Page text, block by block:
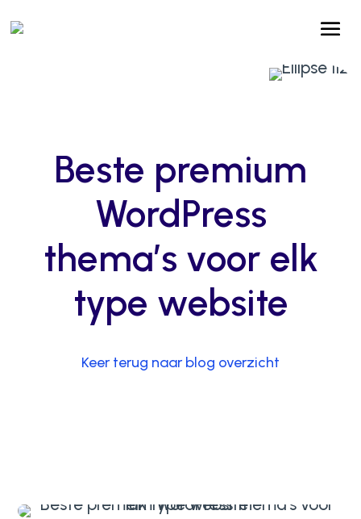
Beste premium
WordPress
thema’s voor elk
type website
Keer terug naar blog overzicht